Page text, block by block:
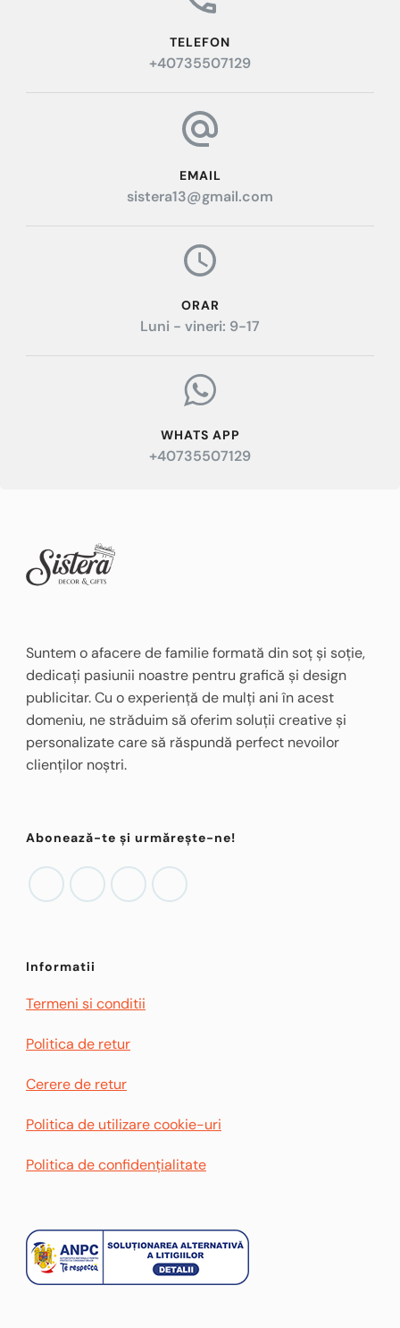
TELEFON
+40735507129
EMAIL
sistera13@gmail.com
ORAR
Luni - vineri: 9-17
WHATS APP
+40735507129
Suntem o afacere de familie formată din soț și soție,
dedicați pasiunii noastre pentru grafică și design
publicitar. Cu o experiență de mulți ani în acest
domeniu, ne străduim să oferim soluții creative și
personalizate care să răspundă perfect nevoilor
clienților noștri.
Abonează-te și urmărește-ne!
Informatii
Termeni si conditii
Politica de retur
Cerere de retur
Politica de utilizare cookie-uri
Politica de confidențialitate